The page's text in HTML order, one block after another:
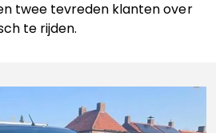
twee tevreden klanten over
te rijden.